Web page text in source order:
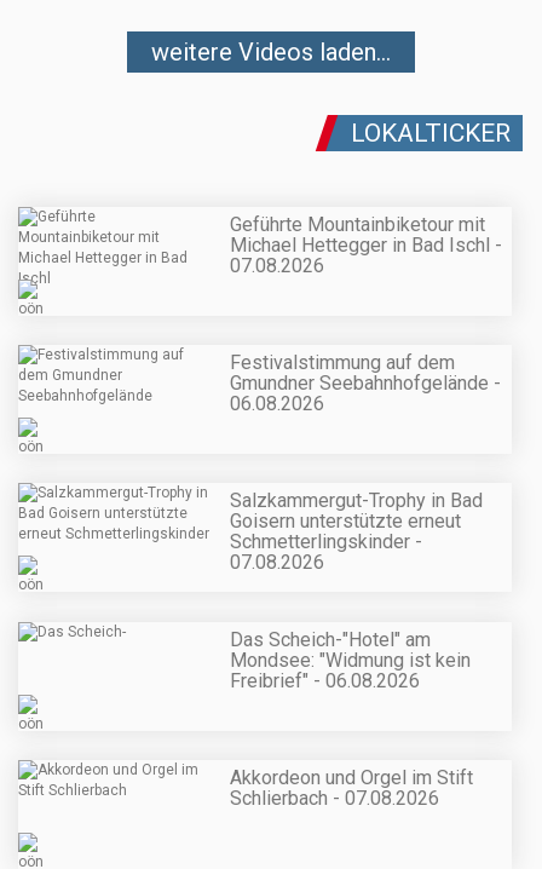
weitere Videos laden...
LOKALTICKER
Geführte Mountainbiketour mit
Michael Hettegger in Bad Ischl -
07.08.2026
Festivalstimmung auf dem
Gmundner Seebahnhofgelände -
06.08.2026
Salzkammergut-Trophy in Bad
Goisern unterstützte erneut
Schmetterlingskinder -
07.08.2026
Das Scheich-"Hotel" am
Mondsee: "Widmung ist kein
Freibrief" - 06.08.2026
Akkordeon und Orgel im Stift
Schlierbach - 07.08.2026